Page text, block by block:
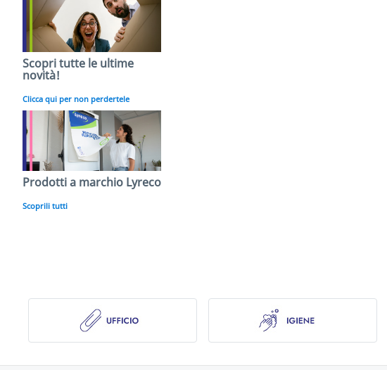
Scopri tutte le ultime
novità!
Clicca qui per non perdertele
Prodotti a marchio Lyreco
Scoprili tutti